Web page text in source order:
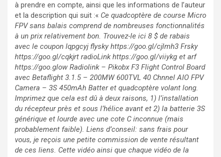
à prendre en compte, ainsi que les informations de l’auteur
et la description qui suit :« Ce quadcoptère de course Micro
FPV sans balais comprend de nombreuses fonctionnalités
à un prix relativement bon. Trouvez-le ici 8 $ de rabais
avec le coupon lqpgcyj flysky https://goo.gl/cjlmh3 Frsky
https://goo.gl/cqkjrt radioLink https://goo.gl/viiykg et arf
https://goo.glow Radiolink – Pikobx F3 Flight Control Board
avec Betaflight 3.1.5 – 200MW 600TVL 40 Chnnel AIO FPV
Camera – 3S 450mAh Batter et quadcoptère volant long.
Imprimez que cela est dû à deux raisons, 1) l’installation
du récepteur près et sous l’hélice avant et 2) la batterie 3S
générique et lourde avec une cote C inconnue (mais
probablement faible). Liens d’conseil: sans frais pour
vous, je reçois une petite commission de vente résultant
de ces liens. Cette vidéo ainsi que chaque vidéo de la